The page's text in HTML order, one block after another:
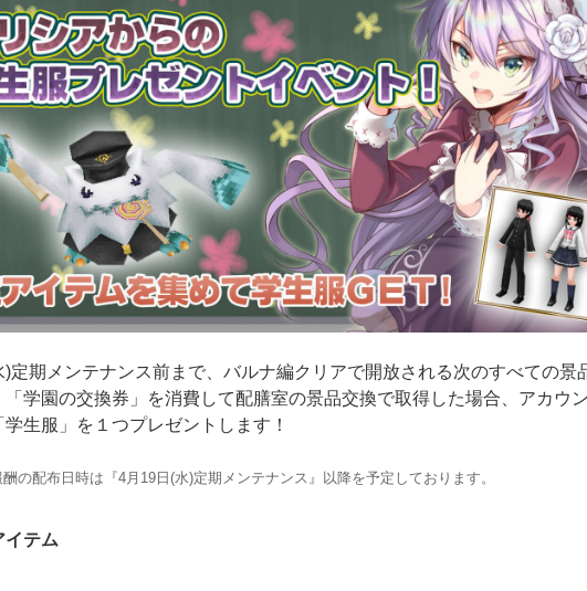
)定期メンテナンス前まで、バルナ編クリアで開放される次のすべての景
「学園の交換券」を消費して配膳室の景品交換で取得した場合、アカウン
生服」を１つプレゼントします！
の配布日時は『4月19日(水)定期メンテナンス』以降を予定しております。
イテム